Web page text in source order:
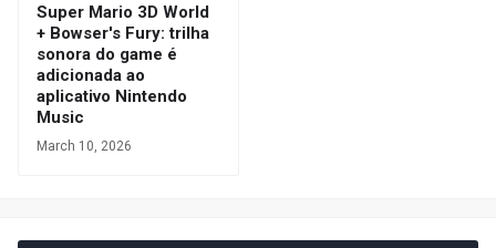
Super Mario 3D World
+ Bowser's Fury: trilha
sonora do game é
adicionada ao
aplicativo Nintendo
Music
March 10, 2026